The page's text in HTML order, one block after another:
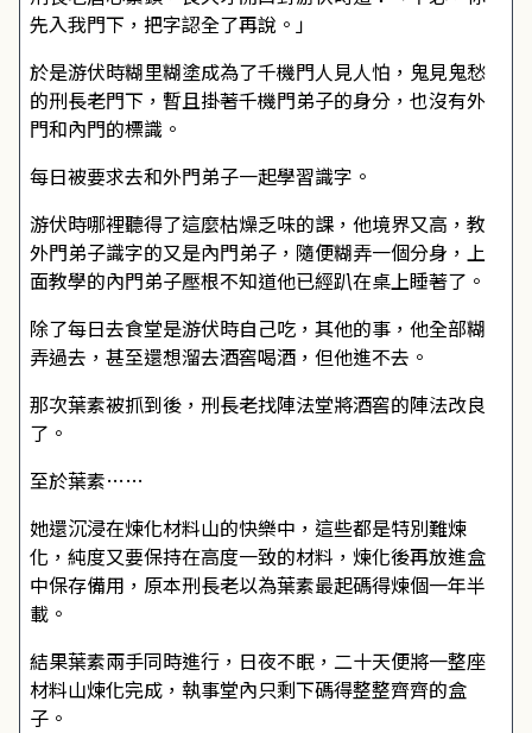
先入我門下，把字認全了再說。」
於是游伏時糊里糊塗成為了千機門人見人怕，鬼見鬼愁
的刑長老門下，暫且掛著千機門弟子的身分，也沒有外
門和內門的標識。
每日被要求去和外門弟子一起學習識字。
游伏時哪裡聽得了這麼枯燥乏味的課，他境界又高，教
外門弟子識字的又是內門弟子，隨便糊弄一個分身，上
面教學的內門弟子壓根不知道他已經趴在桌上睡著了。
除了每日去食堂是游伏時自己吃，其他的事，他全部糊
弄過去，甚至還想溜去酒窖喝酒，但他進不去。
那次葉素被抓到後，刑長老找陣法堂將酒窖的陣法改良
了。
至於葉素……
她還沉浸在煉化材料山的快樂中，這些都是特別難煉
化，純度又要保持在高度一致的材料，煉化後再放進盒
中保存備用，原本刑長老以為葉素最起碼得煉個一年半
載。
結果葉素兩手同時進行，日夜不眠，二十天便將一整座
材料山煉化完成，執事堂內只剩下碼得整整齊齊的盒
子。